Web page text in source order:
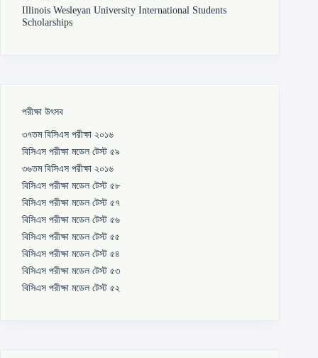
Illinois Wesleyan University International Students
Scholarships
পরীক্ষা উৎসব
৩৭তম বিসিএস পরীক্ষা ২০১৬
বিসিএস পরীক্ষা মডেল টেস্ট ৫৯
৩৬তম বিসিএস পরীক্ষা ২০১৬
বিসিএস পরীক্ষা মডেল টেস্ট ৫৮
বিসিএস পরীক্ষা মডেল টেস্ট ৫৭
বিসিএস পরীক্ষা মডেল টেস্ট ৫৬
বিসিএস পরীক্ষা মডেল টেস্ট ৫৫
বিসিএস পরীক্ষা মডেল টেস্ট ৫৪
বিসিএস পরীক্ষা মডেল টেস্ট ৫৩
বিসিএস পরীক্ষা মডেল টেস্ট ৫২